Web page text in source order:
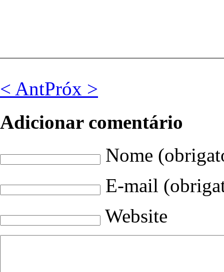
< AntPróx >
Adicionar comentário
Nome
E-mail
Website